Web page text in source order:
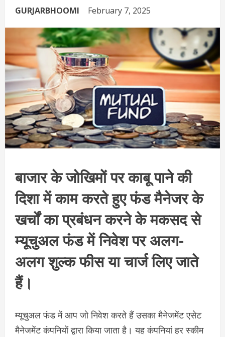
GURJARBHOOMI February 7, 2025
बाजार के जोखिमों पर काबू पाने की
दिशा में काम करते हुए फंड मैनेजर के
खर्चों का प्रबंधन करने के मकसद से
म्यूचुअल फंड में निवेश पर अलग-
अलग शुल्क फीस या चार्ज लिए जाते
हैं।
म्यूचुअल फंड में आप जो निवेश करते हैं उसका मैनेजमेंट एसेट
मैनेजमेंट कंपनियों द्वारा किया जाता है। यह कंपनियां हर स्कीम